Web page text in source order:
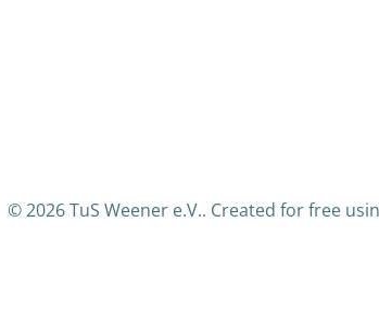
© 2026 TuS Weener e.V.. Created for free